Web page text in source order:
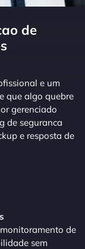
de
e um
que algo quebre
gerenciado
de seguranca
e resposta de
de
sem